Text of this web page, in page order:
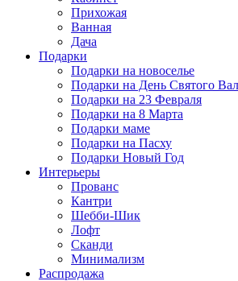
Прихожая
Ванная
Дача
Подарки
Подарки на новоселье
Подарки на День Святого
Подарки на 23 Февраля
Подарки на 8 Марта
Подарки маме
Подарки на Пасху
Подарки Новый Год
Интерьеры
Прованс
Кантри
Шебби-Шик
Лофт
Сканди
Минимализм
Распродажа